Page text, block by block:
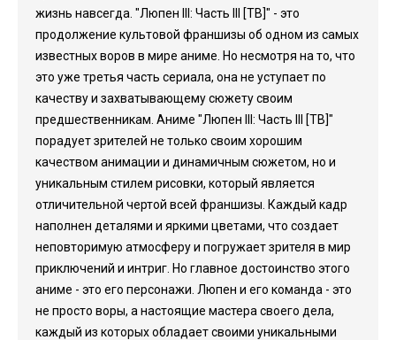
жизнь навсегда. "Люпен III: Часть III [ТВ]" - это
продолжение культовой франшизы об одном из самых
известных воров в мире аниме. Но несмотря на то, что
это уже третья часть сериала, она не уступает по
качеству и захватывающему сюжету своим
предшественникам. Аниме "Люпен III: Часть III [ТВ]"
порадует зрителей не только своим хорошим
качеством анимации и динамичным сюжетом, но и
уникальным стилем рисовки, который является
отличительной чертой всей франшизы. Каждый кадр
наполнен деталями и яркими цветами, что создает
неповторимую атмосферу и погружает зрителя в мир
приключений и интриг. Но главное достоинство этого
аниме - это его персонажи. Люпен и его команда - это
не просто воры, а настоящие мастера своего дела,
каждый из которых обладает своими уникальными